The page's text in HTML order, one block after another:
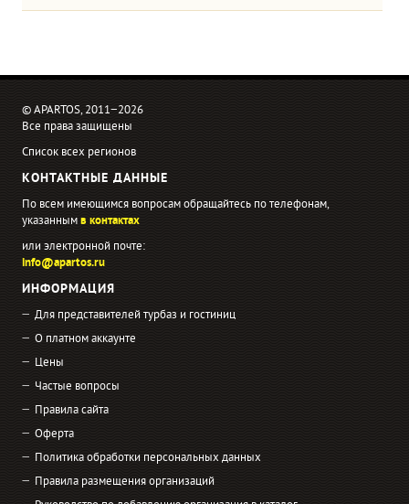
© APARTOS, 2011−2026
Все права защищены
Список всех регионов
КОНТАКТНЫЕ ДАННЫЕ
По всем имеющимся вопросам обращайтесь по телефонам,
указаннымв контактах
или электронной почте:
info@apartos.ru
ИНФОРМАЦИЯ
Для представителей турбаз и гостиниц
О платном аккаунте
Цены
Частые вопросы
Правила сайта
Оферта
Политика обработки персональных данных
Правила размещения организаций